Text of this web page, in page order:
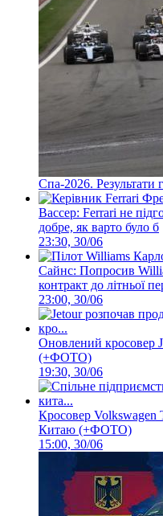
Спа-2026. Результати
Вассер: Ferrari не
добре, як варто було б
23:30, 30/06
Сайнс: Попросив
контракт до літньої
23:00, 30/06
Оновлений кросовер
(+ФОТО)
19:30, 30/06
Кросовер
Китаю (+ФОТО)
15:00, 30/06